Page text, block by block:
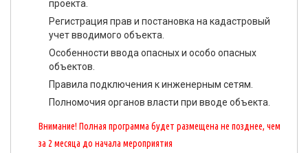
проекта.
Регистрация прав и постановка на кадастровый
учет вводимого объекта.
Особенности ввода опасных и особо опасных
объектов.
Правила подключения к инженерным сетям.
Полномочия органов власти при вводе объекта.
Внимание! Полная программа будет размещена не позднее, чем
за 2 месяца до начала мероприятия